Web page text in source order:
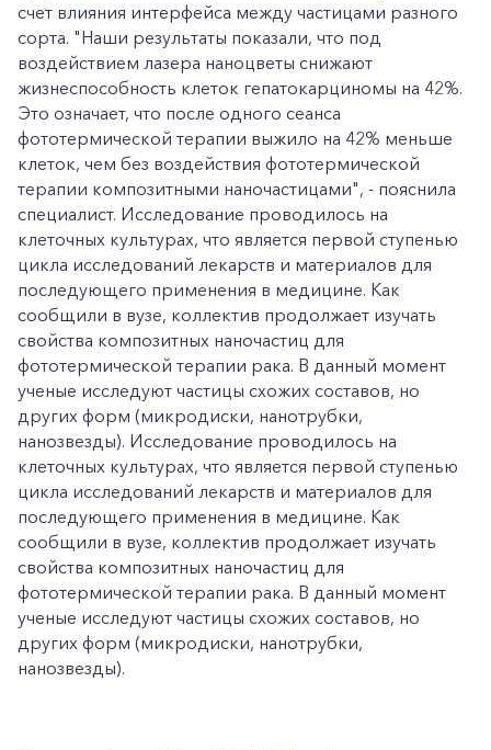
счет влияния интерфейса между частицами разного
сорта. "Наши результаты показали, что под
воздействием лазера наноцветы снижают
жизнеспособность клеток гепатокарциномы на 42%.
Это означает, что после одного сеанса
фототермической терапии выжило на 42% меньше
клеток, чем без воздействия фототермической
терапии композитными наночастицами", - пояснила
специалист. Исследование проводилось на
клеточных культурах, что является первой ступенью
цикла исследований лекарств и материалов для
последующего применения в медицине. Как
сообщили в вузе, коллектив продолжает изучать
свойства композитных наночастиц для
фототермической терапии рака. В данный момент
ученые исследуют частицы схожих составов, но
других форм (микродиски, нанотрубки,
нанозвезды). Исследование проводилось на
клеточных культурах, что является первой ступенью
цикла исследований лекарств и материалов для
последующего применения в медицине. Как
сообщили в вузе, коллектив продолжает изучать
свойства композитных наночастиц для
фототермической терапии рака. В данный момент
ученые исследуют частицы схожих составов, но
других форм (микродиски, нанотрубки,
нанозвезды).